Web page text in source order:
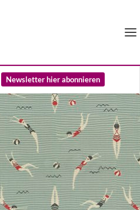
Newsletter hier abonnieren